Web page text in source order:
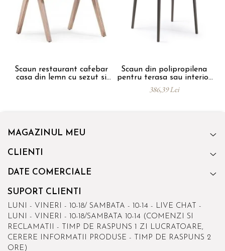
Scaun restaurant cafebar
casa din lemn cu sezut si
Scaun din polipropilena
pentru terasa sau interior
JOY
386,39 Lei
MAGAZINUL MEU
CLIENTI
DATE COMERCIALE
SUPORT CLIENTI
LUNI - VINERI - 10-18/ SAMBATA - 10-14 - LIVE CHAT -
LUNI - VINERI - 10-18/SAMBATA 10-14 (COMENZI SI
RECLAMATII - TIMP DE RASPUNS 1 ZI LUCRATOARE,
CERERE INFORMATII PRODUSE - TIMP DE RASPUNS 2
ORE)